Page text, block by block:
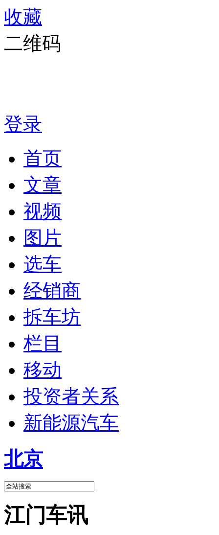
收藏
二维码
登录
首页
文章
视频
图片
选车
经销商
拆车坊
栏目
移动
投资者关系
新能源汽车
北京
江门车讯